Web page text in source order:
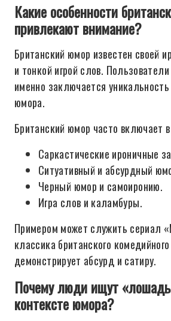
Какие особенности
привлекают внимание?
Британский юмор известен своей
и тонкой игрой слов.
именно заключается
юмора.
Британский юмор часто включает
Саркастические ироничные
Ситуативный и абсурдный
Черный юмор и самоиронию.
Игра слов и каламбуры.
Примером может служить сериал
классика британского
демонстрирует абсурд и сатиру.
Почему люди ищут
контексте юмора?